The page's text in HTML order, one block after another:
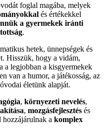
foglal magába, melyek
és értékekkel
a gyermekek iránti
.
hetek, ünnepségek és
Hisszük, hogy a vidám,
a legjobban a kisgyermekek
van a humor, a játékosság, az
életünk alapját.
, környezeti nevelés,
, mozgásfejlesztés és
hozzájárulnak a komplex